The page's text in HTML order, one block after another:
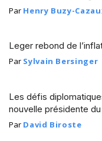
Par Henry Buzy-
Leger rebond de
Par Sylvain Bersinger
Les défis
nouvelle présidente
Par David Biroste